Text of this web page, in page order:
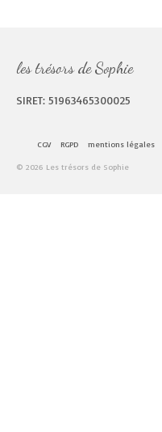
les trésors de Sophie
SIRET: 51963465300025
CGV RGPD mentions légales
© 2026 Les trésors de Sophie